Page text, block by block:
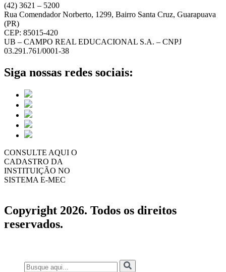
(42) 3621 – 5200
Rua Comendador Norberto, 1299, Bairro Santa Cruz, Guarapuava
(PR)
CEP: 85015-420
UB – CAMPO REAL EDUCACIONAL S.A. – CNPJ
03.291.761/0001-38
Siga nossas redes sociais:
CONSULTE AQUI O
CADASTRO DA
INSTITUIÇÃO NO
SISTEMA E-MEC
Copyright 2026. Todos os direitos
reservados.